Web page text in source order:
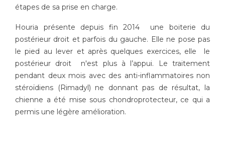
étapes de sa prise en charge.
Houria présente depuis fin 2014 une boiterie du
postérieur droit et parfois du gauche. Elle ne pose pas
le pied au lever et après quelques exercices, elle le
postérieur droit n'est plus à l’appui. Le traitement
pendant deux mois avec des anti-inflammatoires non
stéroïdiens (Rimadyl) ne donnant pas de résultat, la
chienne a été mise sous chondroprotecteur, ce qui a
permis une légère amélioration.